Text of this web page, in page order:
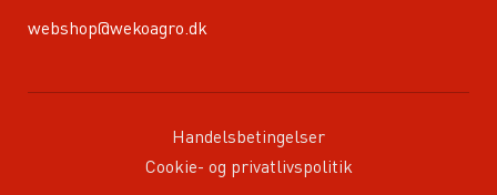
webshop@wekoagro.dk
Handelsbetingelser
Cookie- og privatlivspolitik